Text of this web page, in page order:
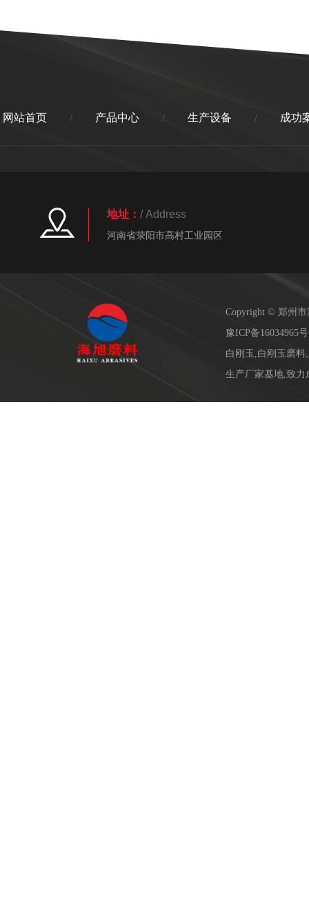
网站首页 / 产品中心 / 生产设备 / 成功
地址： / Address
河南省荥阳市高村工业园区
Copyright © 郑州
豫ICP备16034965号
白刚玉,白刚玉磨
生产厂家基地,致力